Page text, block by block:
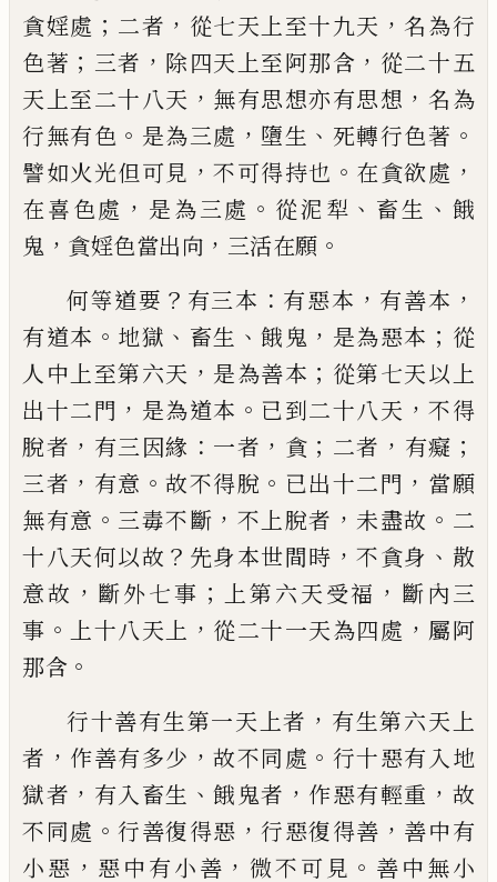
貪婬處 ； 二者 ， 從七天上至十九天 ，名為行
色著 ； 三者 ， 除四天上至阿那含 ， 從二十五
天上至二十八天 ， 無有思想亦有思想 ， 名為
行無有色 。 是為三處 ， 墮生 、 死轉行色著 。
譬如火光但可見 ，不可得持也 。 在貪欲處 ，
在喜色處 ， 是為三處 。 從泥犁 、 畜生 、 餓
鬼 ， 貪婬色當出向 ， 三活在願 。
何等道要 ？ 有三本 ： 有惡本 ， 有善本 ，
有道本 。 地獄 、 畜生 、餓鬼 ， 是為惡本 ； 從
人中上至第六天 ， 是為善本 ； 從第七天以上
出十二門 ， 是為道本 。 已到二十八天 ，不得
脫者 ， 有三因緣 ： 一者 ， 貪 ； 二者 ， 有癡 ；
三者 ， 有意 。故不得脫 。 已出十二門 ， 當願
無有意 。 三毒不斷 ， 不上脫者 ， 未盡故 。 二
十八天何以故 ？ 先身本世間時 ，不貪身 、 散
意故 ， 斷外七事 ； 上第六天受福 ， 斷內三
事 。 上十八天 上 ， 從二十一天為四處 ， 屬阿
那含 。
行十善有生第一天上者 ， 有生第六天上
者 ， 作善有多少 ，故不同處 。 行十惡有入地
獄者 ， 有入畜生 、餓鬼者 ， 作惡有輕重 ， 故
不同處 。行善復得惡 ，行惡復得善 ， 善中有
小惡 ， 惡中有小善 ， 微不可見 。 善中無小